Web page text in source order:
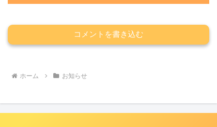
コメントを書き込む
ホーム お知らせ